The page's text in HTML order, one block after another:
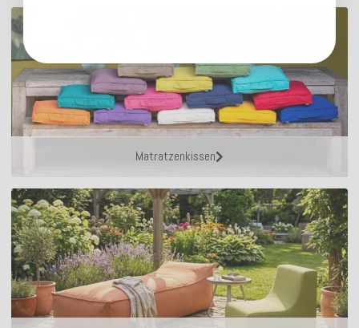
Matratzenkissen